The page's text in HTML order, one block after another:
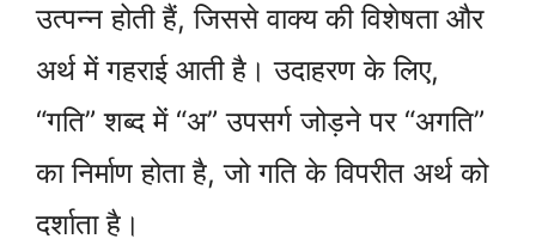
उत्पन्न होती हैं, जिससे वाक्य की विशेषता और
अर्थ में गहराई आती है। उदाहरण के लिए,
“गति” शब्द में “अ” उपसर्ग जोड़ने पर “अगति”
का निर्माण होता है, जो गति के विपरीत अर्थ को
दर्शाता है।